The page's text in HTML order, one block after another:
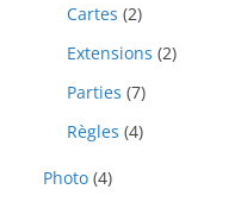
Cartes (2)
Extensions (2)
Parties (7)
Règles (4)
Photo (4)